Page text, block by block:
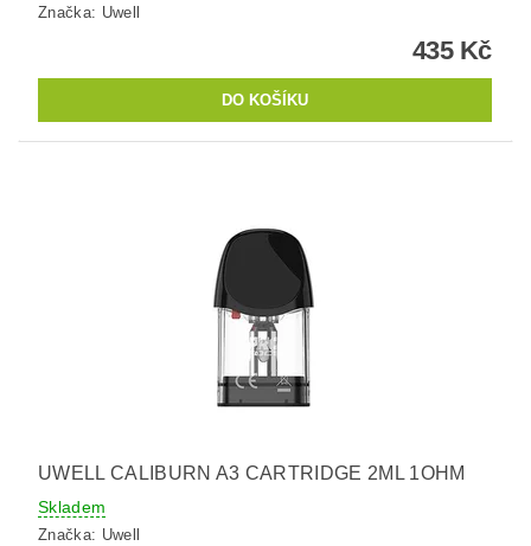
Značka: Uwell
435 Kč
UWELL CALIBURN A3 CARTRIDGE 2ML 1OHM
Skladem
Značka: Uwell